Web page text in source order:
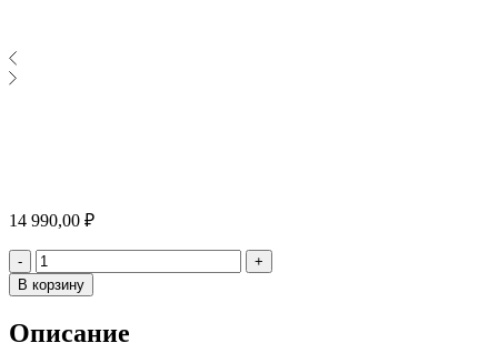
14 990,00 ₽
- Количество
+
В корзину
Описание